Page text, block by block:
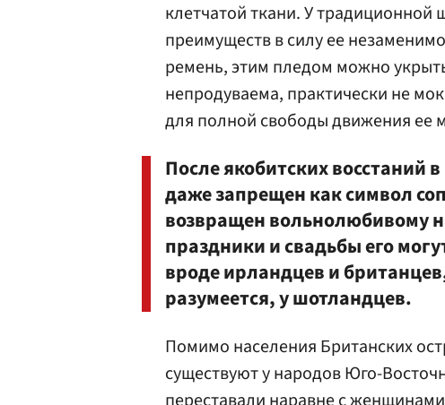
клетчатой ткани. У
преимуществ в силу ее
ремень, этим пледом можно
непродуваема, практически не
для полной свободы движения ее
После якобитских восстаний
даже запрещен как символ
возвращен вольнолюбивому
праздники и свадьбы его
вроде ирландцев и
разумеется, у шотландцев.
Помимо населения Британских
существуют у народов Юго-